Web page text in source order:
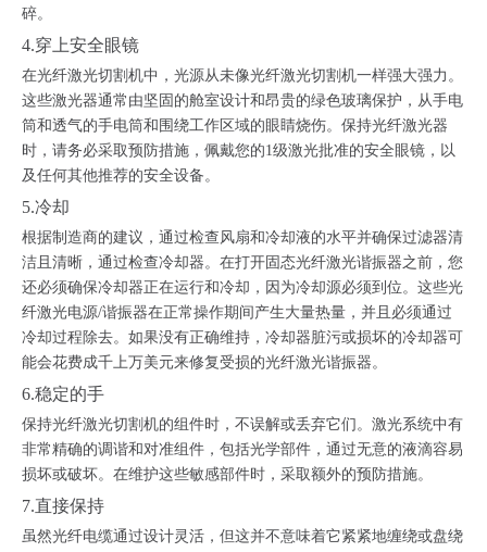
碎。
4.穿上安全眼镜
在光纤激光切割机中，光源从未像光纤激光切割机一样强大强力。
这些激光器通常由坚固的舱室设计和昂贵的绿色玻璃保护，从手电
筒和透气的手电筒和围绕工作区域的眼睛烧伤。保持光纤激光器
时，请务必采取预防措施，佩戴您的1级激光批准的安全眼镜，以
及任何其他推荐的安全设备。
5.冷却
根据制造商的建议，通过检查风扇和冷却液的水平并确保过滤器清
洁且清晰，通过检查冷却器。在打开固态光纤激光谐振器之前，您
还必须确保冷却器正在运行和冷却，因为冷却源必须到位。这些光
纤激光电源/谐振器在正常操作期间产生大量热量，并且必须通过
冷却过程除去。如果没有正确维持，冷却器脏污或损坏的冷却器可
能会花费成千上万美元来修复受损的光纤激光谐振器。
6.稳定的手
保持光纤激光切割机的组件时，不误解或丢弃它们。激光系统中有
非常精确的调谐和对准组件，包括光学部件，通过无意的液滴容易
损坏或破坏。在维护这些敏感部件时，采取额外的预防措施。
7.直接保持
虽然光纤电缆通过设计灵活，但这并不意味着它紧紧地缠绕或盘绕